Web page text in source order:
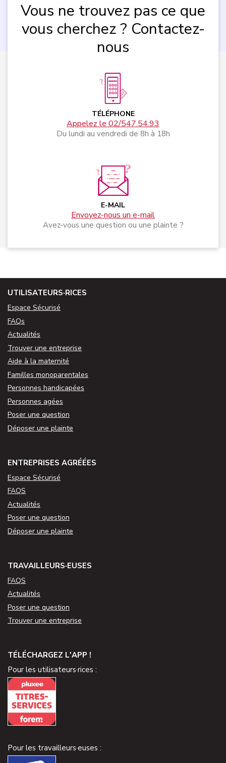
Vous ne trouvez pas ce que
vous cherchez ? Contactez-
nous
TÉLÉPHONE
Appelez le 02/547.54.93
Du lundi au vendredi de 8h à 18h
E-MAIL
Envoyez-nous un e-mail
Avez-vous une question ou une plainte ?
UTILISATEURS·RICES
Espace Sécurisé
FAQs
Actualités
Trouver une entreprise
Aide à la maternité
Familles monoparentales
Personnes handicapées
Personnes agées
Poser une question
Déposer une plainte
ENTREPRISES AGRÉÉES
Espace Sécurisé
FAQS
Actualités
Poser une question
Déposer une plainte
TRAVAILLEURS·EUSES
FAQS
Actualités
Poser une question
Trouver une entreprise
TÉLÉCHARGEZ L'APP !
Pour les utilisateurs·rices :
Pour les travailleurs·euses :